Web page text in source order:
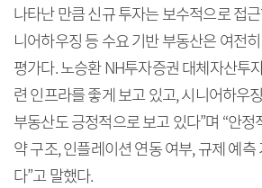
나타난 만큼 신규 투자는 보수적으로 접
니어하우징 등 수요 기반 부동산은 여전
평가다. 노승환 NH투자증권 대체자산투
련 인프라를 좋게 보고 있고, 시니어하우
부동산도 긍정적으로 보고 있다”며 “안
약 구조, 인플레이션 연동 여부, 규제 예
다”고 말했다.